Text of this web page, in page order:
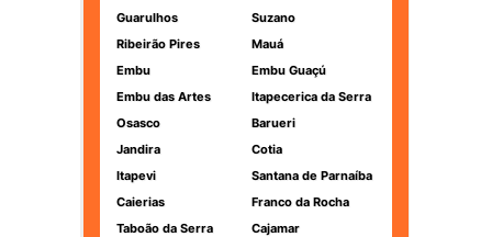
Guarulhos
Suzano
Ribeirão Pires
Mauá
Embu
Embu Guaçú
Embu das Artes
Itapecerica da Serra
Osasco
Barueri
Jandira
Cotia
Itapevi
Santana de Parnaíba
Caierias
Franco da Rocha
Taboão da Serra
Cajamar